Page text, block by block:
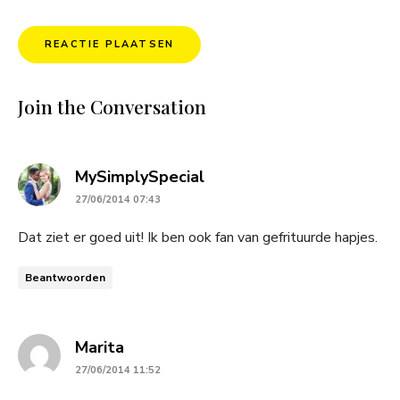
Join the Conversation
MySimplySpecialsays:
27/06/2014 07:43
Dat ziet er goed uit! Ik ben ook fan van gefrituurde hapjes.
Beantwoorden
Marita
27/06/2014 11:52